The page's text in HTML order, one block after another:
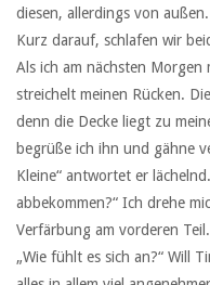
diesen, allerdings von
Kurz darauf, schlafen wir
Als ich am nächsten
streichelt meinen Rücken.
denn die Decke liegt zu
begrüße ich ihn und gähne
Kleine“ antwortet er
abbekommen?“ Ich drehe
Verfärbung am vorderen
„Wie fühlt es sich an?“ Will